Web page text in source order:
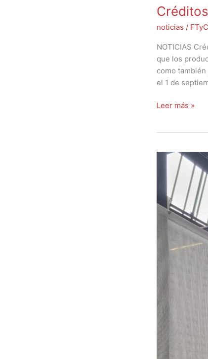
noticias /
NOTICIAS
que los
como
el 1 de
Leer más »
minería